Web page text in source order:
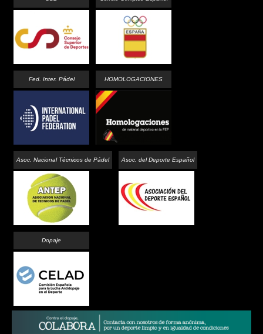
Fed. Inter. Pádel HOMOLOGACIONES
Asoc. Nacional Técnicos de Pádel Asoc. del Deporte Español
Dopaje